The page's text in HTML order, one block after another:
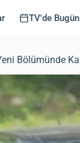
TV'de Bugün
Bölümünde